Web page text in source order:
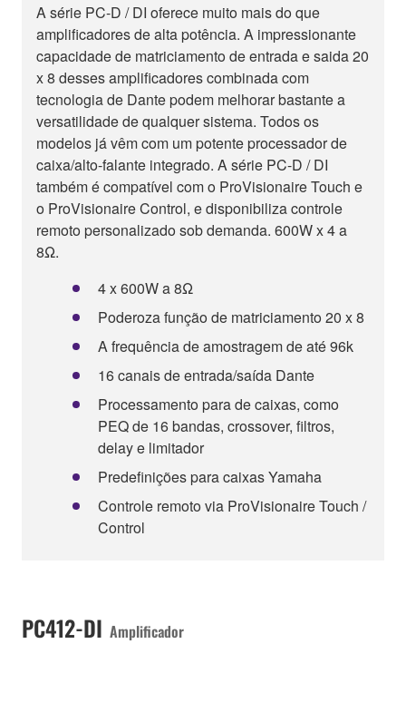
A série PC-D / DI oferece muito mais do que
amplificadores de alta potência. A impressionante
capacidade de matriciamento de entrada e saida 20
x 8 desses amplificadores combinada com
tecnologia de Dante podem melhorar bastante a
versatilidade de qualquer sistema. Todos os
modelos já vêm com um potente processador de
caixa/alto-falante integrado. A série PC-D / DI
também é compatível com o ProVisionaire Touch e
o ProVisionaire Control, e disponibiliza controle
remoto personalizado sob demanda. 600W x 4 a
8Ω.
4 x 600W a 8Ω
Poderoza função de matriciamento 20 x 8
A frequência de amostragem de até 96k
16 canais de entrada/saída Dante
Processamento para de caixas, como
PEQ de 16 bandas, crossover, filtros,
delay e limitador
Predefinições para caixas Yamaha
Controle remoto via ProVisionaire Touch /
Control
PC412-DI Amplificador